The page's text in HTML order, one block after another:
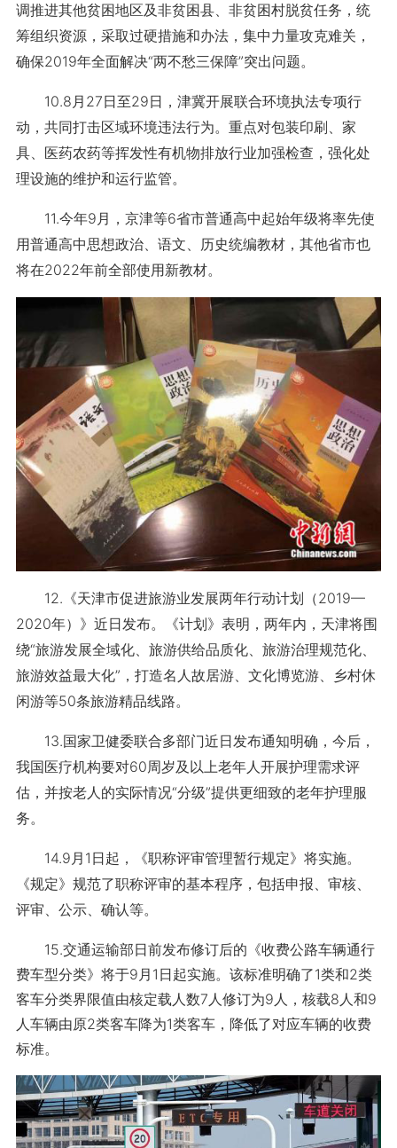
调推进其他贫困地区及非贫困县、非贫困村脱贫任务，统
筹组织资源，采取过硬措施和办法，集中力量攻克难关，
确保2019年全面解决“两不愁三保障”突出问题。
10.8月27日至29日，津冀开展联合环境执法专项行
动，共同打击区域环境违法行为。重点对包装印刷、家
具、医药农药等挥发性有机物排放行业加强检查，强化处
理设施的维护和运行监管。
11.今年9月，京津等6省市普通高中起始年级将率先使
用普通高中思想政治、语文、历史统编教材，其他省市也
将在2022年前全部使用新教材。
12.《天津市促进旅游业发展两年行动计划（2019—
2020年）》近日发布。《计划》表明，两年内，天津将围
绕“旅游发展全域化、旅游供给品质化、旅游治理规范化、
旅游效益最大化”，打造名人故居游、文化博览游、乡村休
闲游等50条旅游精品线路。
13.国家卫健委联合多部门近日发布通知明确，今后，
我国医疗机构要对60周岁及以上老年人开展护理需求评
估，并按老人的实际情况“分级”提供更细致的老年护理服
务。
14.9月1日起，《职称评审管理暂行规定》将实施。
《规定》规范了职称评审的基本程序，包括申报、审核、
评审、公示、确认等。
15.交通运输部日前发布修订后的《收费公路车辆通行
费车型分类》将于9月1日起实施。该标准明确了1类和2类
客车分类界限值由核定载人数7人修订为9人，核载8人和9
人车辆由原2类客车降为1类客车，降低了对应车辆的收费
标准。